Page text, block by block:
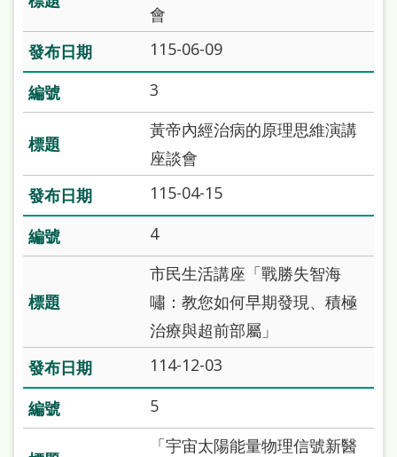
覽
閱
讀
網
兒
版
常
見
雙
語
詞
會
115-06-09
3
黃帝內經治病的原理思維演講
座談會
115-04-15
4
市民生活講座「戰勝失智海
嘯：教您如何早期發現、積極
治療與超前部屬」
114-12-03
5
「宇宙太陽能量物理信號新醫